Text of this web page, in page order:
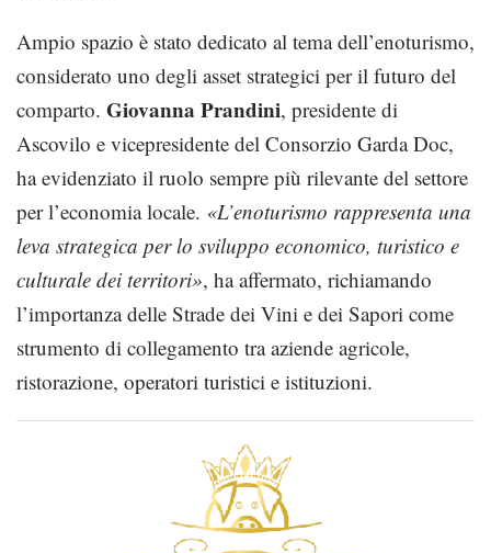
Ampio spazio è stato dedicato al tema dell’enoturismo,
considerato uno degli asset strategici per il futuro del
comparto. Giovanna Prandini, presidente di
Ascovilo e vicepresidente del Consorzio Garda Doc,
ha evidenziato il ruolo sempre più rilevante del settore
per l’economia locale. «L’enoturismo rappresenta una
leva strategica per lo sviluppo economico, turistico e
culturale dei territori», ha affermato, richiamando
l’importanza delle Strade dei Vini e dei Sapori come
strumento di collegamento tra aziende agricole,
ristorazione, operatori turistici e istituzioni.